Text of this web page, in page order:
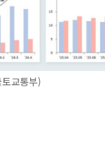
교통부)